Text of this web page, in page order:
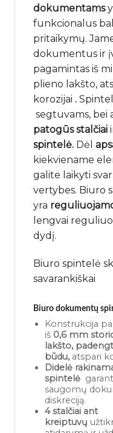
dokumentams
funkcionalus
pritaikymų.
dokumentus ir
pagamintas iš
plieno lakšto,
korozijai .
segtuvams, bei
patogūs stalčiai
spintelė. Dėl
kiekviename
galite laikyti
vertybes. Biuro
yra
lengvai
dydį.
Biuro spintelė
savarankiškai
Biuro dokumentų
Konstrukcija
iš 0,6 mm
lakšto,
būdu,atspari
Didelė
spintelė
saugomų
diskreciją.
4 stalčiai ant
kreiptuvų